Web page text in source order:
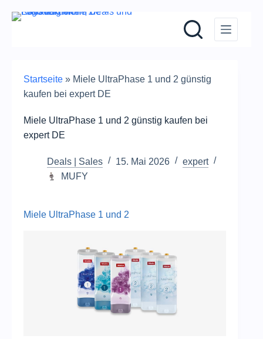
Zum
Startseite » Miele UltraPhase 1 und 2 günstig
kaufen bei expert DE
Miele UltraPhase 1 und 2 günstig kaufen bei
expert DE
Deals | Sales 15. Mai 2026
expert
MUFY
Miele UltraPhase 1 und 2